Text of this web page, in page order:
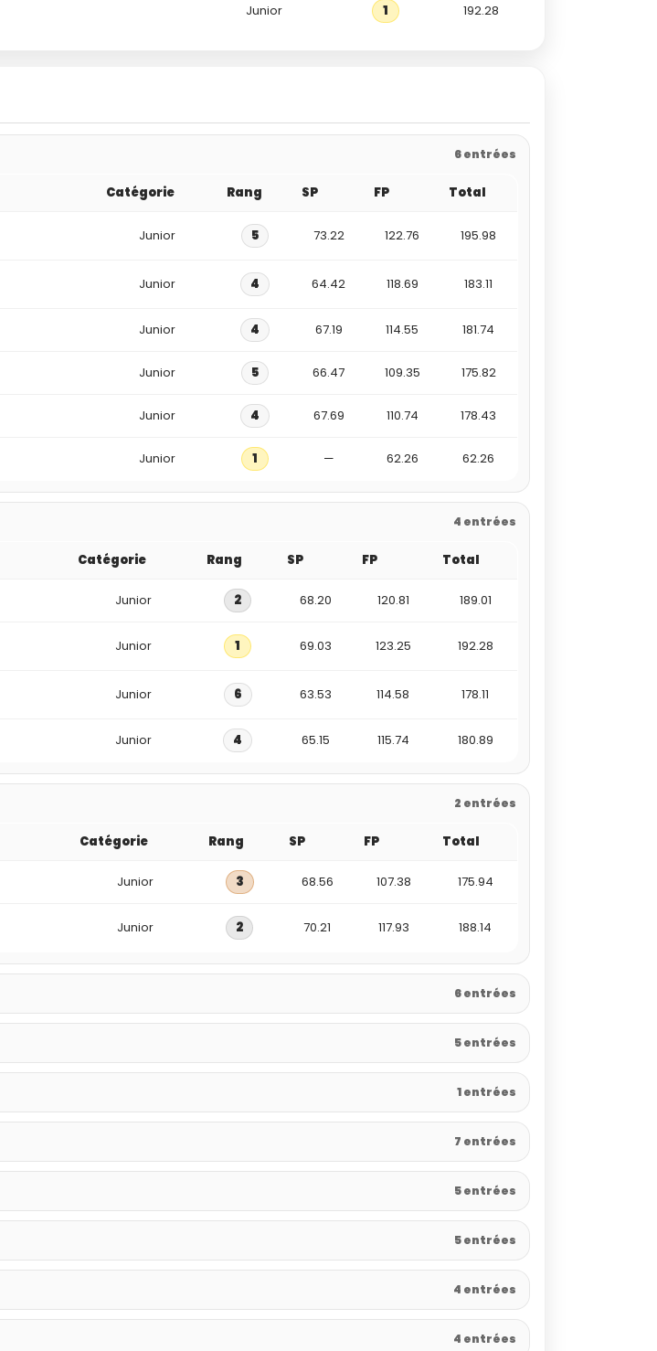
Junior 1 192.28
6 entrées
Catégorie Rang SP FP Total
Junior 5 73.22 122.76 195.98
Junior 4 64.42 118.69 183.11
Junior 4 67.19 114.55 181.74
Junior 5 66.47 109.35 175.82
Junior 4 67.69 110.74 178.43
Junior 1 — 62.26 62.26
4 entrées
Catégorie Rang SP FP Total
Junior 2 68.20 120.81 189.01
Junior 1 69.03 123.25 192.28
Junior 6 63.53 114.58 178.11
Junior 4 65.15 115.74 180.89
2 entrées
Catégorie Rang SP FP Total
Junior 3 68.56 107.38 175.94
Junior 2 70.21 117.93 188.14
6 entrées
5 entrées
1 entrées
7 entrées
5 entrées
5 entrées
4 entrées
4 entrées